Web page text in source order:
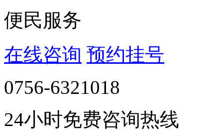
便民服务
在线咨询 预约挂号
0756-6321018
24小时免费咨询热线